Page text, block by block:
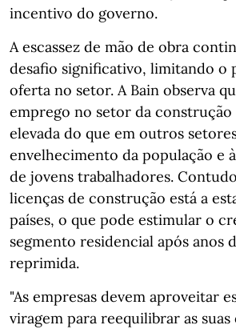
incentivo do governo.
A escassez de mão de obra
desafio significativo, limitando o
oferta no setor. A Bain observa
emprego no setor da
elevada do que em outros
envelhecimento da população e
de jovens trabalhadores.
licenças de construção está a
países, o que pode estimular o
segmento residencial após anos
reprimida.
"As empresas devem aproveitar
viragem para reequilibrar as suas